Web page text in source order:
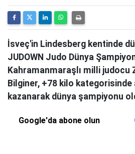
İsveç'in Lindesberg kentinde
JUDOWN Judo Dünya
Kahramanmaraşlı milli judocu
Bilginer, +78 kilo kategorisinde
kazanarak dünya şampiyonu
Google'da abone olun